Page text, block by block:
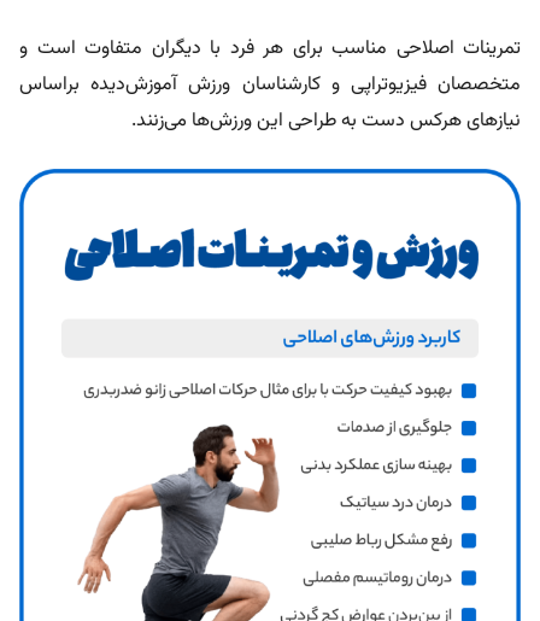
تمرینات اصلاحی مناسب برای هر فرد با دیگران متفاوت است و
متخصصان فیزیوتراپی و کارشناسان ورزش آموزش‌دیده براساس
نیازهای هرکس دست به طراحی این ورزش‌ها می‌زنند.